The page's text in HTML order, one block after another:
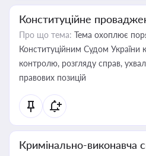
Конституційне
Про що тема: Тема охоплює
Конституційним Судом України
контролю, розгляду справ,
правових позицій
Кримінально-виконавча